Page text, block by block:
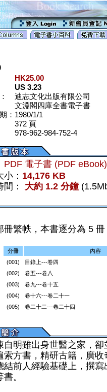
HK25.00
US 3.23
迪志文化出版有限公司
文淵閣四庫全書電子書
： 1980/1/1
372 頁
978-962-984-752-4
PDF 電子書 (PDF
： 14,176 KB
：
大約 1.2 分鐘
冊繁帙，本書逐分為 5
分冊
內容
(001)
目錄上---卷四
(002)
卷五---卷八
(003)
卷九---卷十五
(004)
卷十六---卷二十一
(005)
卷二十二---卷二十四
自明雖出身世醫之家，
索方書，精研古籍，廣
結前人經驗基礎上，撰
。